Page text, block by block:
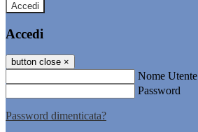
Accedi
Accedi
button close ×
Nome Utente
Password
Password dimenticata?